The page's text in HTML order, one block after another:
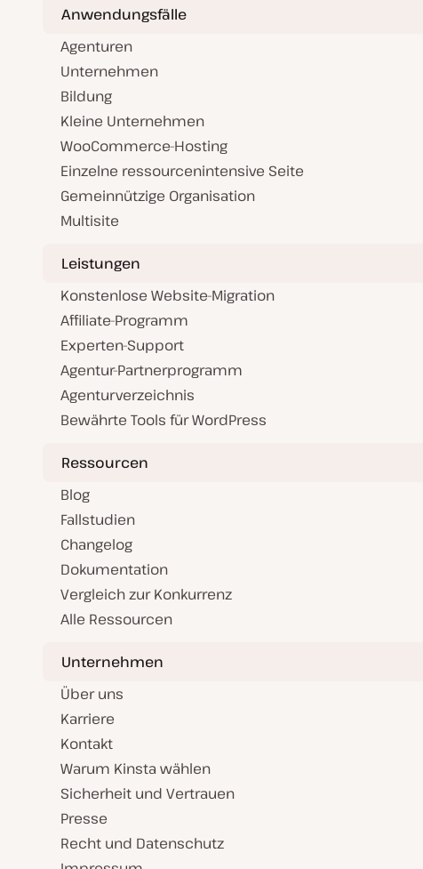
Anwendungsfälle
Agenturen
Unternehmen
Bildung
Kleine Unternehmen
WooCommerce-Hosting
Einzelne ressourcenintensive Seite
Gemeinnützige Organisation
Multisite
Leistungen
Konstenlose Website-Migration
Affiliate-Programm
Experten-Support
Agentur-Partnerprogramm
Agenturverzeichnis
Bewährte Tools für WordPress
Ressourcen
Blog
Fallstudien
Changelog
Dokumentation
Vergleich zur Konkurrenz
Alle Ressourcen
Unternehmen
Über uns
Karriere
Kontakt
Warum Kinsta wählen
Sicherheit und Vertrauen
Presse
Recht und Datenschutz